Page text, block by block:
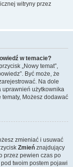
witryny przez
w temacie?
„Nowy temat”,
Być może, że
Na dole
uprawnień użytkownika
tematy, Możesz dodawać
zmieniać i usuwać
Zmień znajdujący
przez pewien czas po
twoim postem pojawi